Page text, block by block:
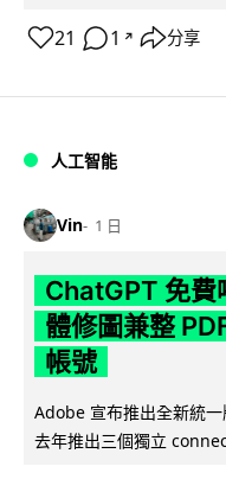
21 1 ↗ 分享
人工智能
Vin 1 日
ChatGPT 免費
體修圖兼整
帳號
Adobe 宣布推出全新統
去年推出三個獨立